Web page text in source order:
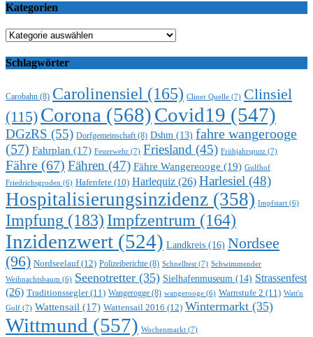
Kategorien
Kategorien
Schlagwörter
Carobahn (8) Carolinensiel (165) Cliner Quelle (7) Clinsiel
(115) Corona (568)Covid19 (547)
DGzRS (55) Dorfgemeinschaft(8) Dshm (13) fahre wangerooge
(57) Fahrplan (17) Feuerwehr (7) Friesland (45) Frühjahrsputz (7)
Fähre (67) Fähren (47) Fähre Wangereooge (19) Gulfhof
Friedrichsgroden (6) Hafenfete (10) Harlequiz (26) Harlesiel (48)
Hospitalisierungsinzidenz (358) Impfstart (6)
Impfung (183) Impfzentrum (164)
Inzidenzwert (524) Landkreis (16) Nordsee
(96) Nordseelauf(12) Polizeiberichte (8) Schnelltest (7) Schwimmender
Weihnachtsbaum (6) Seenotretter (35) Sielhafenmuseum (14) Strassenfest
(26) Traditionssegler(11) Wangerogge (8) wangerooge (6) Warnstufe 2 (11) Watt'n
Golf (7) Wattensail (17) Wattensail 2016 (12) Wintermarkt (35)
Wittmund (557) Wochenmarkt (7)